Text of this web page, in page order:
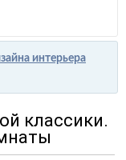
интерьера
классики.